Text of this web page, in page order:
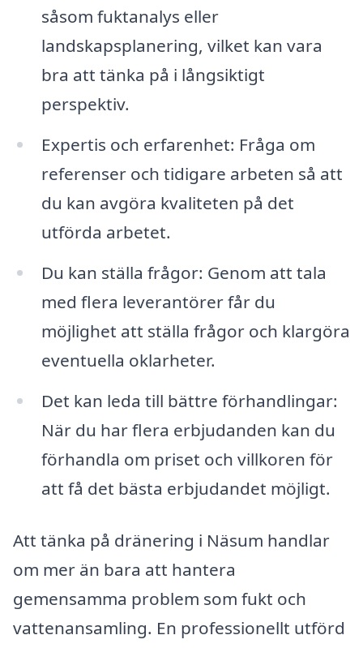
såsom fuktanalys eller
landskapsplanering, vilket kan vara
bra att tänka på i långsiktigt
perspektiv.
Expertis och erfarenhet: Fråga om
referenser och tidigare arbeten så att
du kan avgöra kvaliteten på det
utförda arbetet.
Du kan ställa frågor: Genom att tala
med flera leverantörer får du
möjlighet att ställa frågor och klargöra
eventuella oklarheter.
Det kan leda till bättre förhandlingar:
När du har flera erbjudanden kan du
förhandla om priset och villkoren för
att få det bästa erbjudandet möjligt.
Att tänka på dränering i Näsum handlar
om mer än bara att hantera
gemensamma problem som fukt och
vattenansamling. En professionellt utförd